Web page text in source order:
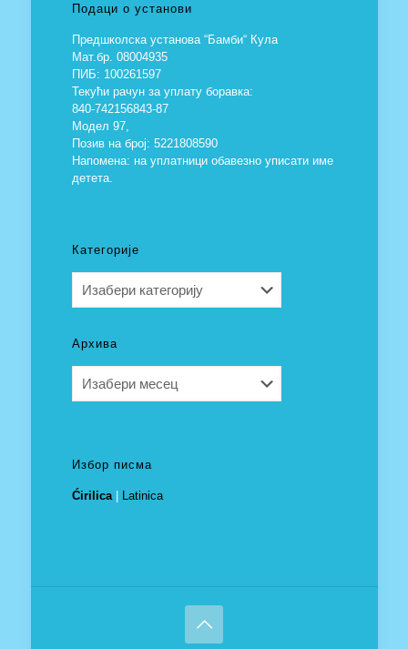
Подаци о установи
Предшколска установа “Бамби“ Кула
Мат.бр. 08004935
ПИБ: 100261597
Текући рачун за уплату боравка:
840-742156843-87
Модел 97,
Позив на број: 5221808590
Напомена: на уплатници обавезно уписати име
детета.
Категорије
Архива
Избор писма
Ćirilica| Latinica